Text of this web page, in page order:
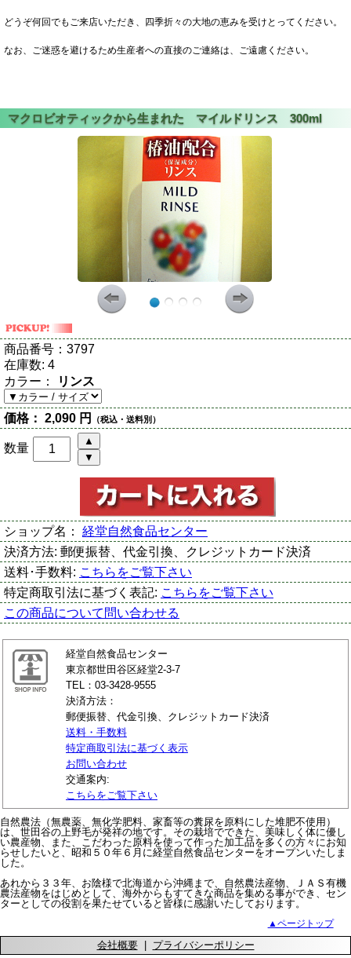
どうぞ何回でもご来店いただき、四季折々の大地の恵みを受けとってください。
なお、ご迷惑を避けるため生産者への直接のご連絡は、ご遠慮ください。
商品番号： 3797
在庫数: 4
カラー： リンス
価格： 2,090 円 （税込・送料別）
数量
ショップ名： 経堂自然食品センター
決済方法: 郵便振替、代金引換、クレジットカード決済
送料･手数料: こちらをご覧下さい
特定商取引法に基づく表記: こちらをご覧下さい
この商品について問い合わせる
経堂自然食品センター
東京都世田谷区経堂2-3-7
TEL：03-3428-9555
決済方法：
郵便振替、代金引換、クレジットカード決済
送料・手数料
特定商取引法に基づく表示
お問い合わせ
交通案内:
こちらをご覧下さい
自然農法（無農薬、無化学肥料、家畜等の糞尿を原料にした堆肥不使用）
は、世田谷の上野毛が発祥の地です。その栽培でできた、美味しく体に優し
い農産物、また、こだわった原料を使って作った加工品を多くの方々にお知
らせしたいと、昭和５０年６月に経堂自然食品センターをオープンいたしま
した。
あれから３３年、お陰様で北海道から沖縄まで、自然農法産物、ＪＡＳ有機
農法産物をはじめとして、海外からもすてきな商品を集める事ができ、セン
ターとしての役割を果たせていると皆様に感謝いたしております。
▲ページトップ
会社概要| プライバシーポリシー